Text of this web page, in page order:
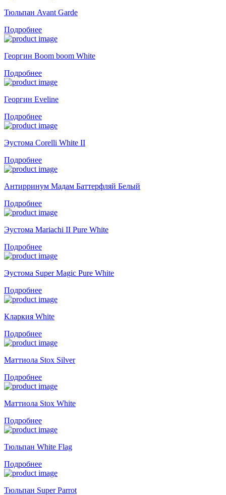
Тюльпан Avant Garde
Подробнее
Георгин Boom boom White
Подробнее
Георгин Eveline
Подробнее
Эустома Corelli White II
Подробнее
Антирринум Мадам Баттерфляй Белый
Подробнее
Эустома Mariachi II Pure White
Подробнее
Эустома Super Magic Pure White
Подробнее
Кларкия White
Подробнее
Маттиола Stox Silver
Подробнее
Маттиола Stox White
Подробнее
Тюльпан White Flag
Подробнее
Тюльпан Super Parrot